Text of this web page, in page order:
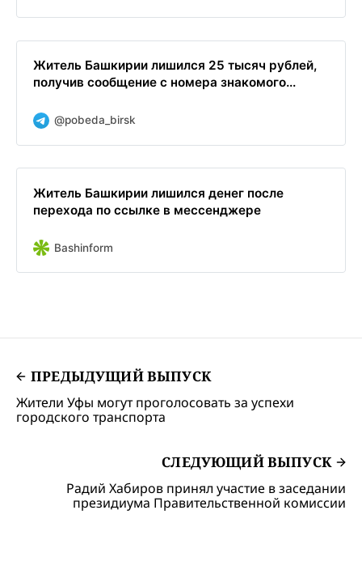
Житель Башкирии лишился 25 тысяч рублей,
получив сообщение с номера знакомого...
@pobeda_birsk
Житель Башкирии лишился денег после
перехода по ссылке в мессенджере
Bashinform
ПРЕДЫДУЩИЙ ВЫПУСК
Жители Уфы могут проголосовать за успехи
городского транспорта
СЛЕДУЮЩИЙ ВЫПУСК
Радий Хабиров принял участие в заседании
президиума Правительственной комиссии